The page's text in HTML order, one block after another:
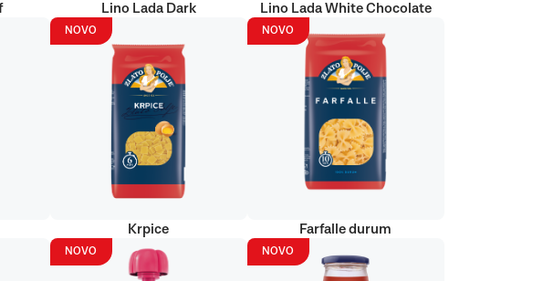
Lino Lada Dark Lino Lada White Chocolate
NOVO
Krpice
NOVO
Farfalle durum
NOVO NOVO